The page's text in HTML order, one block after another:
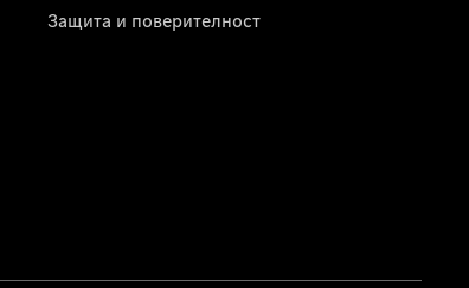
Защита и поверителност